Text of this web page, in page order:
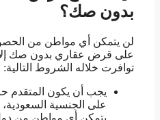
بدون صك؟
لن يتمكن أي مواطن من
على قرض عقاري بدون صك إلا
توافرت خلاله الشروط التالية:
يجب أن يكون المتقدم
على الجنسية السعودية،
يتمكن أي مواطن من